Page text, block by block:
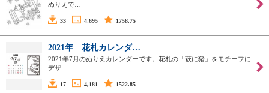
ぬりえで…
33 4,695 1758.75
2021年 花札カレンダ…
2021年7月のぬりえカレンダーです。花札の「萩に猪」をモチーフに
デザ…
17 4,181 1522.85